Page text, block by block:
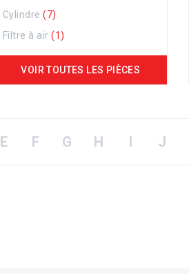
Cylindre (7)
Filtre à air (1)
VOIR TOUTES LES PIÈCES
E F G H I J